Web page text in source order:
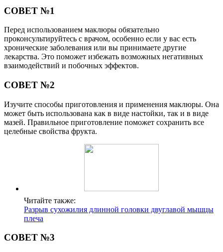
СОВЕТ №1
Перед использованием маклюры обязательно
проконсультируйтесь с врачом, особенно если у вас есть
хронические заболевания или вы принимаете другие
лекарства. Это поможет избежать возможных негативных
взаимодействий и побочных эффектов.
СОВЕТ №2
Изучите способы приготовления и применения маклюры. Она
может быть использована как в виде настойки, так и в виде
мазей. Правильное приготовление поможет сохранить все
целебные свойства фрукта.
Читайте также:
Разрыв сухожилия длинной головки двуглавой мышцы
плеча
СОВЕТ №3